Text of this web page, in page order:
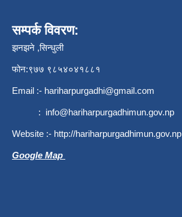
सम्पर्क विवरण:
झनझने ,सिन्धुली
फोन:९७७ ९८५४०४१८८१
Email :- hariharpurgadhi@gmail.com
: info@hariharpurgadhimun.gov.np
Website :- http://hariharpurgadhimun.gov.np
Google Map